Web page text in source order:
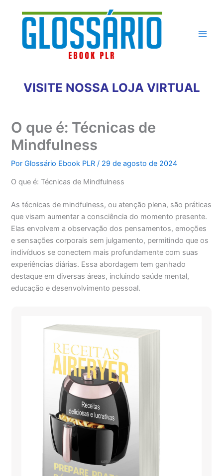
conteúdo
VISITE NOSSA LOJA VIRTUAL
O que é: Técnicas de
Mindfulness
PorGlossário Ebook PLR/ 29 de agosto de 2024
O que é: Técnicas de Mindfulness
As técnicas de mindfulness, ou atenção plena, são práticas
que visam aumentar a consciência do momento presente.
Elas envolvem a observação dos pensamentos, emoções
e sensações corporais sem julgamento, permitindo que os
indivíduos se conectem mais profundamente com suas
experiências diárias. Essa abordagem tem ganhado
destaque em diversas áreas, incluindo saúde mental,
educação e desenvolvimento pessoal.